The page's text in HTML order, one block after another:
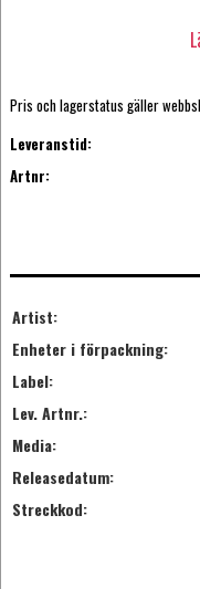
Pris och lagerstatus gäller
Leveranstid:
Artnr:
Artist:
Enheter i förpackning:
Label:
Lev. Artnr.:
Media:
Releasedatum:
Streckkod: